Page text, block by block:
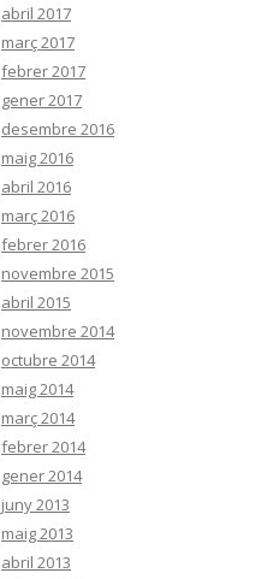
abril 2017
març 2017
febrer 2017
gener 2017
desembre 2016
maig 2016
abril 2016
març 2016
febrer 2016
novembre 2015
abril 2015
novembre 2014
octubre 2014
maig 2014
març 2014
febrer 2014
gener 2014
juny 2013
maig 2013
abril 2013